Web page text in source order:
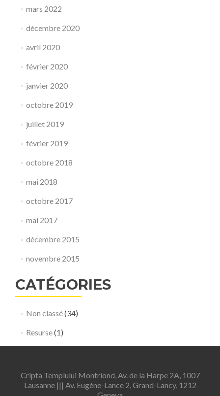
mars 2022
décembre 2020
avril 2020
février 2020
janvier 2020
octobre 2019
juillet 2019
février 2019
octobre 2018
mai 2018
octobre 2017
mai 2017
décembre 2015
novembre 2015
CATÉGORIES
Non classé(34)
Resurse(1)
Cripta Templului Montriond, Av. de la Harpe 2A, 1007
Lausanne ||| Av. Eugène-Lance 2, Grand-Lancy, 1212